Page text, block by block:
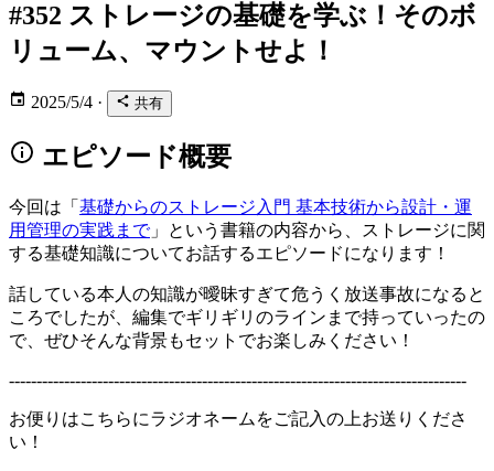
#352 ストレージの基礎を学ぶ！そのボ
リューム、マウントせよ！
2025/5/4 · 共有
エピソード概要
今回は「 基礎からのストレージ入門 基本技術から設計・運
用管理の実践まで」という書籍の内容から、ストレージに関
する基礎知識についてお話するエピソードになります！
話している本人の知識が曖昧すぎて危うく放送事故になると
ころでしたが、編集でギリギリのラインまで持っていったの
で、ぜひそんな背景もセットでお楽しみください！
-----------------------------------------------------------------------------------
お便りはこちらにラジオネームをご記入の上お送りくださ
い！